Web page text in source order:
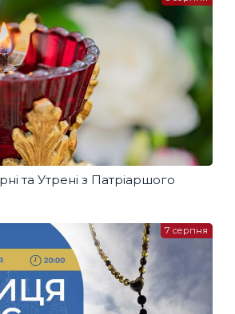
та Утрені з Патріаршого
7 серпня